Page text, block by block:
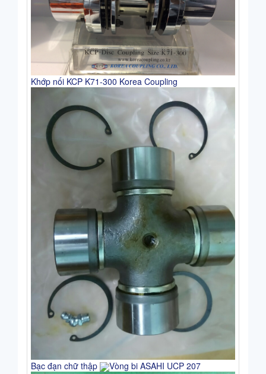
Khớp nối KCP K71-300 Korea Coupling
Bạc đạn chữ thập Vòng bi ASAHI UCP 207